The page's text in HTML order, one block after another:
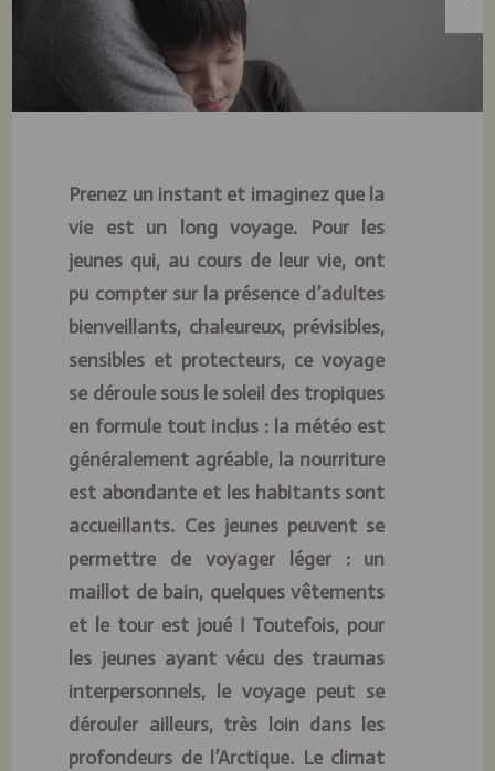
Prenez un instant et imaginez que la
vie est un long voyage. Pour les
jeunes qui, au cours de leur vie, ont
pu compter sur la présence d’adultes
bienveillants, chaleureux, prévisibles,
sensibles et protecteurs, ce voyage
se déroule sous le soleil des tropiques
en formule tout inclus : la météo est
généralement agréable, la nourriture
est abondante et les habitants sont
accueillants. Ces jeunes peuvent se
permettre de voyager léger : un
maillot de bain, quelques vêtements
et le tour est joué ! Toutefois, pour
les jeunes ayant vécu des traumas
interpersonnels, le voyage peut se
dérouler ailleurs, très loin dans les
profondeurs de l’Arctique. Le climat